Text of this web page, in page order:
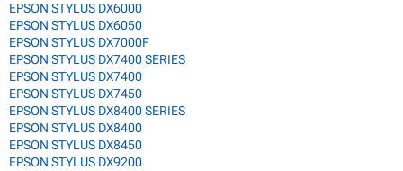
EPSON STYLUS DX6000
EPSON STYLUS DX6050
EPSON STYLUS DX7000F
EPSON STYLUS DX7400 SERIES
EPSON STYLUS DX7400
EPSON STYLUS DX7450
EPSON STYLUS DX8400 SERIES
EPSON STYLUS DX8400
EPSON STYLUS DX8450
EPSON STYLUS DX9200